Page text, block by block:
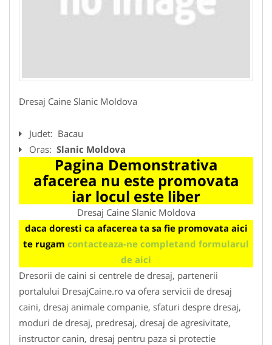
Dresaj Caine Slanic Moldova
Judet: Bacau
Oras: Slanic Moldova
Pagina Demonstrativa
afacerea nu este promovata
iar locul este liber
Dresaj Caine Slanic Moldova
daca doresti ca afacerea ta sa fie promovata aici
te rugam contacteaza-ne completand formularul
de aici
Dresorii de caini si centrele de dresaj, partenerii
portalului DresajCaine.ro va ofera servicii de dresaj
caini, dresaj animale companie, sfaturi despre dresaj,
moduri de dresaj, predresaj, dresaj de agresivitate,
instructor canin, dresaj pentru paza si protectie